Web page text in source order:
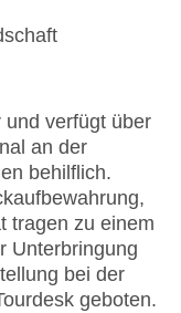
und verfügt über
an der
behilflich.
tragen zu einem
Unterbringung
bei der
geboten.